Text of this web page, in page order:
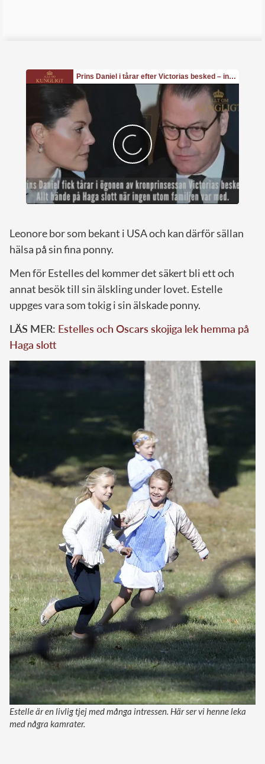
Leonore bor som bekant i USA och kan därför sällan
hälsa på sin fina ponny.
Men för Estelles del kommer det säkert bli ett och
annat besök till sin älskling under lovet. Estelle
uppges vara som tokig i sin älskade ponny.
LÄS MER: Estelles och Oscars skojiga lek hemma på
Haga slott
Estelle är en livlig tjej med många intressen. Här ser vi henne leka
med några kamrater.